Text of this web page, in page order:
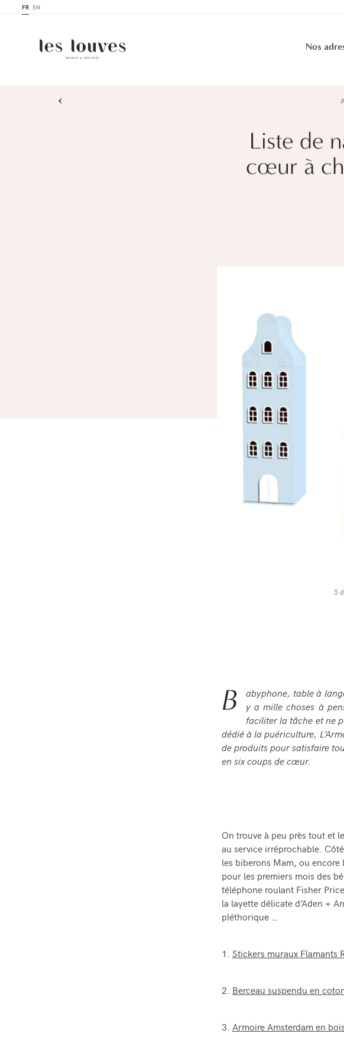
FR EN
Nos
›
Liste de
cœur à
5
B abyphone, tableà
y a mille choses à
faciliter la tâche et ne
dédié àla puériculture, L’
de produits pour satisfaire
en six coups de cœur.
On trouve à peu près tout et
au service irréprochable.
les biberons Mam, ou
pour les premiers mois des
téléphone roulant Fisher
la layette délicate d’Aden +
pléthorique …
1.Stickers muraux Flamants
2.Berceau suspendu en
3.Armoire Amsterdam en